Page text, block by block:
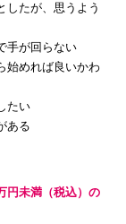
したが、思うよう
手が回らない
始めれば良いかわ
たい
ある
円未満（税込）の